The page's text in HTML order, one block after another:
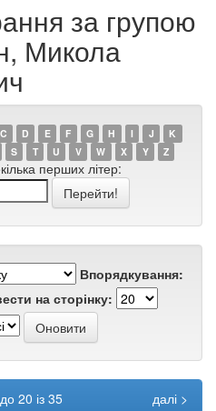
за групою
Микола
C D E F G H I J
K
S T U V W X Y Z
перших літер:
Впорядкування:
на сторінку:
20 із 35
далі >